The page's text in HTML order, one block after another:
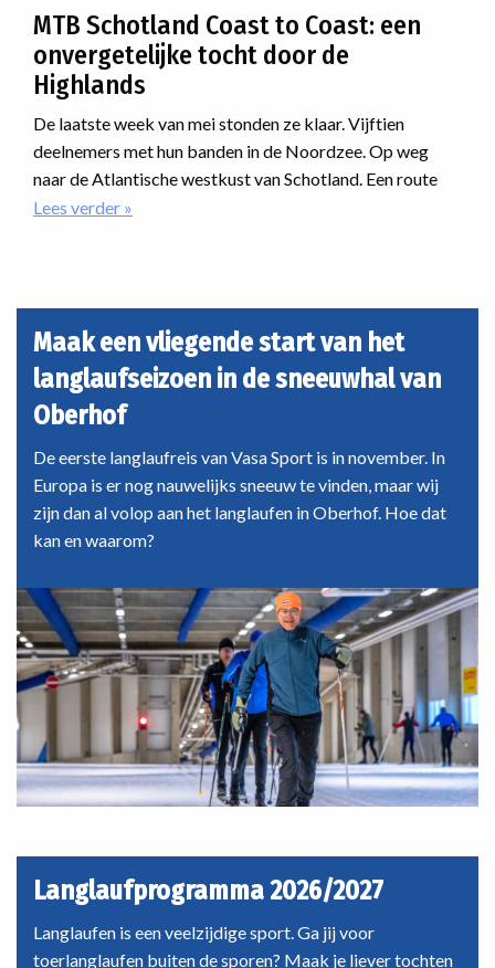
MTB Schotland Coast to Coast: een
onvergetelijke tocht door de
Highlands
De laatste week van mei stonden ze klaar. Vijftien
deelnemers met hun banden in de Noordzee. Op weg
naar de Atlantische westkust van Schotland. Een route
dwars door de Highlands. Onherbergzaam, ruige natuur,
Lees verder over
to
Coast:
een
onvergetelijke
tocht
door
de
Highlands
Maak een vliegende start van het
langlaufseizoen in de sneeuwhal van
Oberhof
De eerste langlaufreis van Vasa Sport is in november. In
Europa is er nog nauwelijks sneeuw te vinden, maar wij
zijn dan al volop aan het langlaufen in Oberhof. Hoe dat
kan en waarom?
Langlaufprogramma 2026/2027
Langlaufen is een veelzijdige sport. Ga jij voor
toerlanglaufen buiten de sporen? Maak je liever tochten